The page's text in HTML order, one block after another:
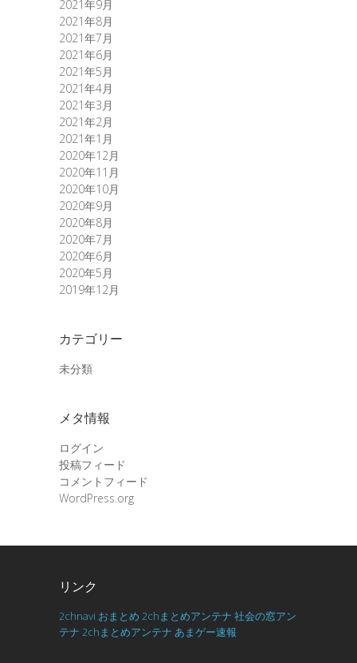
2021年9月
2021年8月
2021年7月
2021年6月
2021年5月
2021年4月
2021年3月
2021年2月
2021年1月
2020年12月
2020年11月
2020年10月
2020年9月
2020年8月
2020年7月
2020年6月
2020年5月
2019年12月
カテゴリー
未分類
メタ情報
ログイン
投稿フィード
コメントフィード
WordPress.org
リンク
2chnavi おまとめ 2chまとめアンテナ 社会の窓アン
テナ 2chまとめアンテナ あまゲー速報